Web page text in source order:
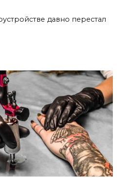
давно перестал